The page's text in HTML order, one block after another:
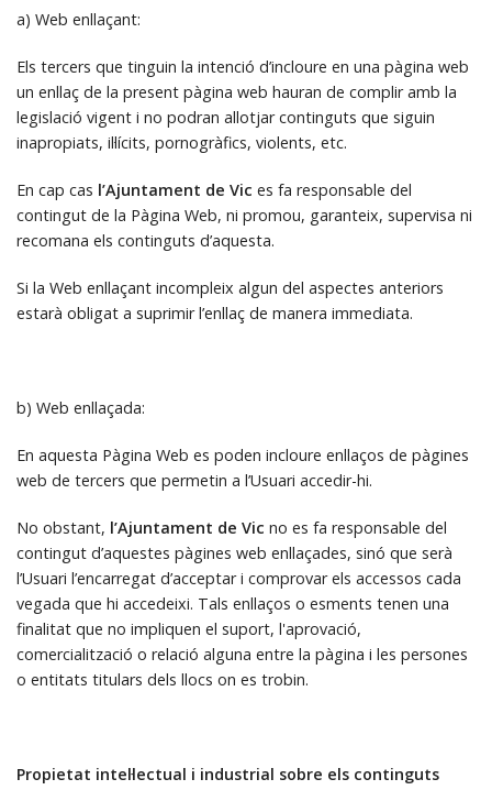
a) Web enllaçant:
Els tercers que tinguin la intenció d’incloure en una pàgina web
un enllaç de la present pàgina web hauran de complir amb la
legislació vigent i no podran allotjar continguts que siguin
inapropiats, il·lícits, pornogràfics, violents, etc.
En cap cas l’Ajuntament de Vic es fa responsable del
contingut de la Pàgina Web, ni promou, garanteix, supervisa ni
recomana els continguts d’aquesta.
Si la Web enllaçant incompleix algun del aspectes anteriors
estarà obligat a suprimir l’enllaç de manera immediata.
b) Web enllaçada:
En aquesta Pàgina Web es poden incloure enllaços de pàgines
web de tercers que permetin a l’Usuari accedir-hi.
No obstant, l’Ajuntament de Vic no es fa responsable del
contingut d’aquestes pàgines web enllaçades, sinó que serà
l’Usuari l’encarregat d’acceptar i comprovar els accessos cada
vegada que hi accedeixi. Tals enllaços o esments tenen una
finalitat que no impliquen el suport, l'aprovació,
comercialització o relació alguna entre la pàgina i les persones
o entitats titulars dels llocs on es trobin.
Propietat intel·lectual i industrial sobre els continguts